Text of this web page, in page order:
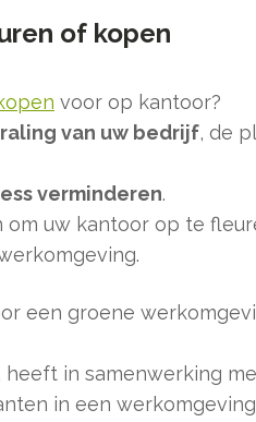
of kopen
voor op kantoor?
van uw bedrijf, de
verminderen.
uw kantoor op te
een groene
in samenwerking
in een